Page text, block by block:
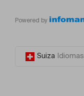
Powered by
Suiza Idiomas